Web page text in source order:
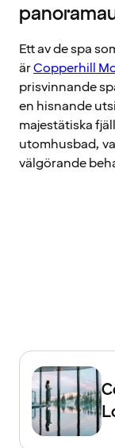
Ett av de spa
ärCopperhill
prisvinnande
en hisnande
majestätiska
utomhusbad,
välgörande